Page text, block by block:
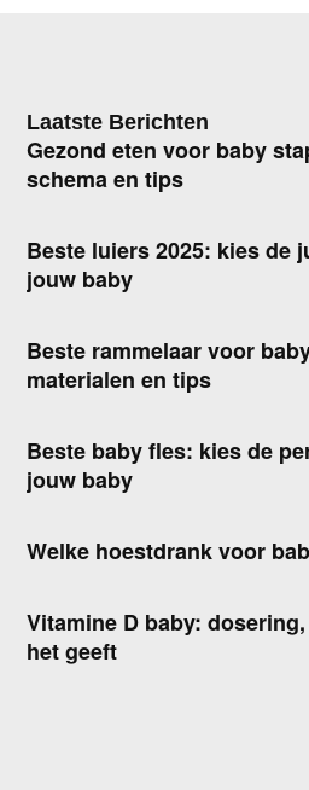
Laatste Berichten
Gezond eten voor baby
schema en tips
Beste luiers 2025: kies de
jouw baby
Beste rammelaar voor
materialen en tips
Beste baby fles: kies de
jouw baby
Welke hoestdrank voor
Vitamine D baby:
het geeft